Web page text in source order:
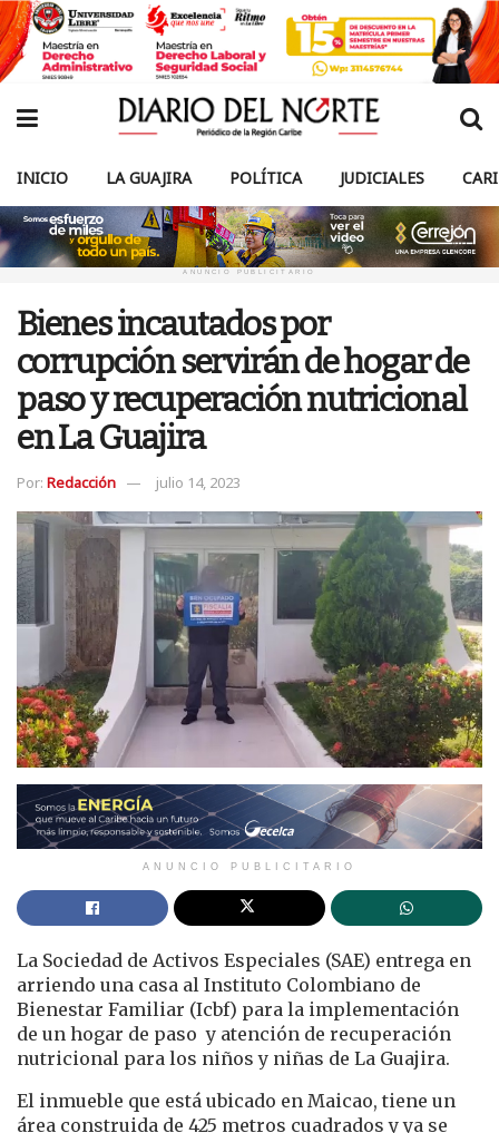
INICIO LA GUAJIRA POLÍTICA JUDICIALES
ANUNCIO PUBLICITARIO
Bienes incautados por
corrupción servirán de hogar de
paso y recuperación nutricional
en La Guajira
Por: Redacción julio 14, 2023
ANUNCIO PUBLICITARIO
La Sociedad de Activos Especiales (SAE) entrega en
arriendo una casa al Instituto Colombiano de
Bienestar Familiar (Icbf) para la implementación
de un hogar de paso y atención de recuperación
nutricional para los niños y niñas de La Guajira.
El inmueble que está ubicado en Maicao, tiene un
área construida de 425 metros cuadrados y ya se